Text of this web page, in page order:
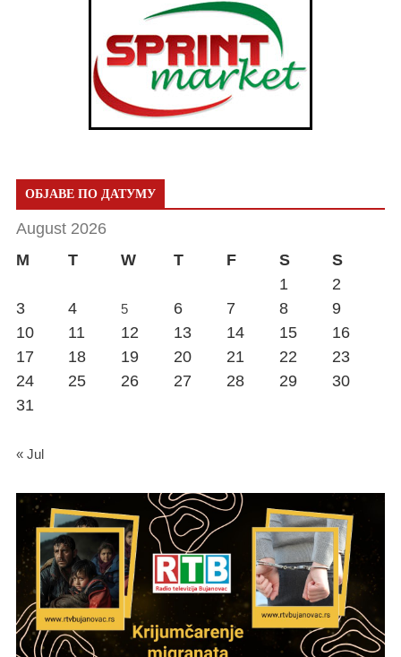
ОБЈАВЕ ПО ДАТУМУ
August 2026
M
T W T F S
S
1
2
3
4 5 6 7 8
9
10
11 12 13 14 15
16
17
18 19 20 21 22
23
24
25 26 27 28 29
30
31
« Jul